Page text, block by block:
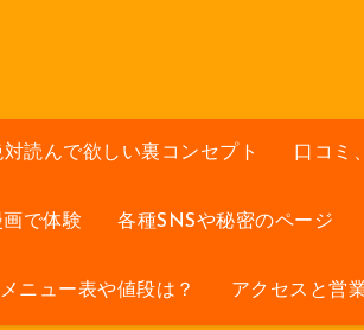
対読んで欲しい裏コンセプト 口コミ
画で体験 各種SNSや秘密のページ
ニュー表や値段は？ アクセスと営